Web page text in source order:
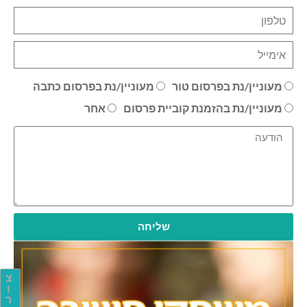
צ
ו
ר
מעוניין/נת בפרסום טור
מעוניין/נת בפרסום כתבה
מעוניין/נת בהזמנת קוביית פרסום
אחר
שליחה